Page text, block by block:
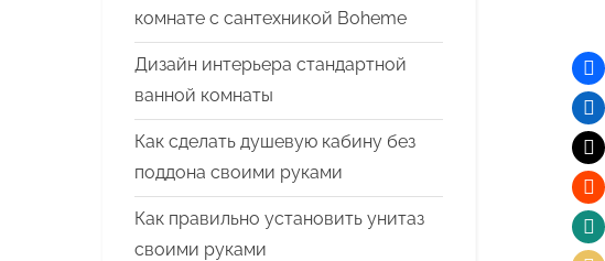
комнате с сантехникой Boheme
Дизайн интерьера стандартной
ванной комнаты
Как сделать душевую кабину без
поддона своими руками
Как правильно установить унитаз
своими руками